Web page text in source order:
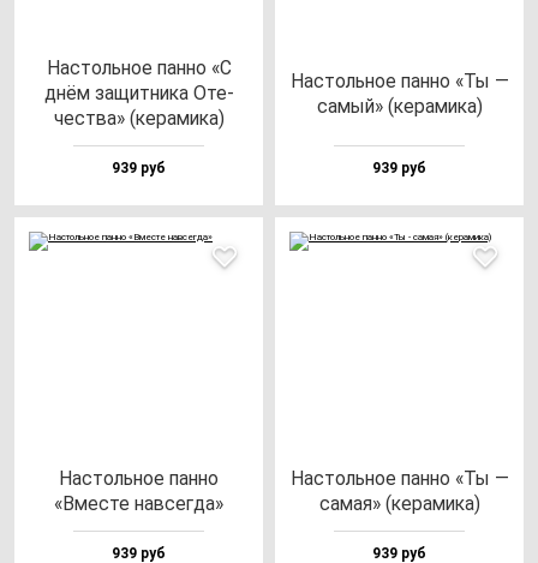
Нас­толь­ное пан­но «С
днём за­щит­ни­ка Оте­
чес­тва» (ке­ра­ми­ка)
939 руб
Нас­толь­ное пан­но «Ты —
са­мый» (ке­ра­ми­ка)
939 руб
Нас­толь­ное пан­но
«Вмес­те нав­сег­да»
939 руб
Нас­толь­ное пан­но «Ты —
са­мая» (ке­ра­ми­ка)
939 руб